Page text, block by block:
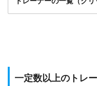
一定数以上のトレ